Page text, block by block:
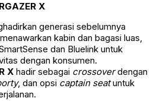
X
generasi sebelumnya
kabin dan bagasi luas,
dan Bluelink untuk
dengan konsumen.
X hadir sebagai crossoverdengan
, dan opsi captain seatuntuk